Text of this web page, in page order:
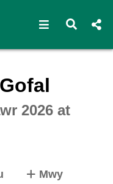
Open Open
2026 at
Mwyo dabiau